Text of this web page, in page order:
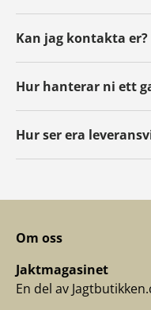
Kan jag kontakta er?
Hur hanterar ni ett
Hur ser era
Om oss
Jaktmagasinet
En del av